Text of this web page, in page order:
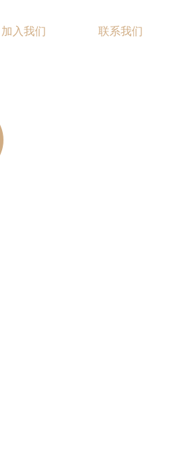
加入我们 联系我们